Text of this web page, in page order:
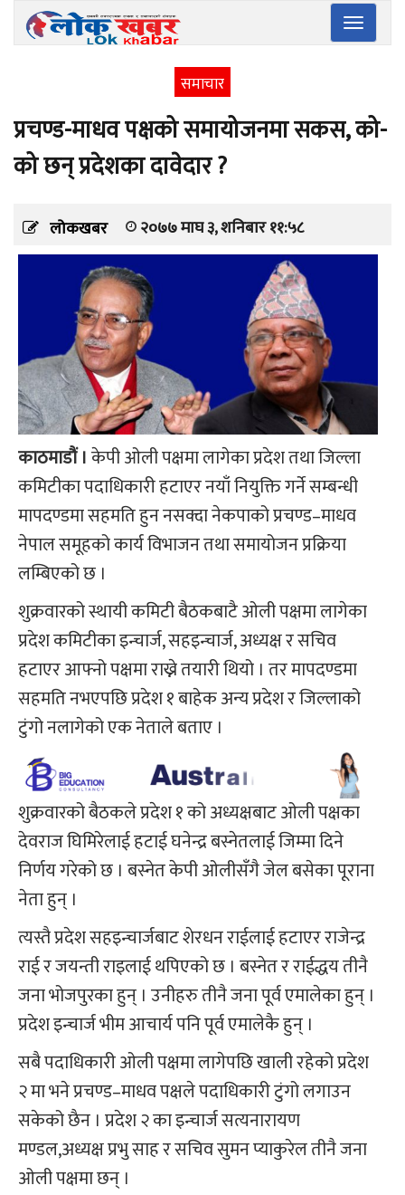
Toggle
समाचार
प्रचण्ड-माधव पक्षको समायोजनमा सकस, को-
को छन् प्रदेशका दावेदार ?
लोकखबर २०७७ माघ ३, शनिबार ११:५८
काठमाडौं ।केपी ओली पक्षमा लागेका प्रदेश तथा जिल्ला
कमिटीका पदाधिकारी हटाएर नयाँ नियुक्ति गर्ने सम्बन्धी
मापदण्डमा सहमति हुन नसक्दा नेकपाको प्रचण्ड–माधव
नेपाल समूहको कार्य विभाजन तथा समायोजन प्रक्रिया
लम्बिएको छ ।
शुक्रवारको स्थायी कमिटी बैठकबाटै ओली पक्षमा लागेका
प्रदेश कमिटीका इन्चार्ज, सहइन्चार्ज, अध्यक्ष र सचिव
हटाएर आफ्नो पक्षमा राख्ने तयारी थियो । तर मापदण्डमा
सहमति नभएपछि प्रदेश १ बाहेक अन्य प्रदेश र जिल्लाको
टुंगो नलागेको एक नेताले बताए ।
शुक्रवारको बैठकले प्रदेश १ को अध्यक्षबाट ओली पक्षका
देवराज घिमिरेलाई हटाई घनेन्द्र बस्नेतलाई जिम्मा दिने
निर्णय गरेको छ । बस्नेत केपी ओलीसँगै जेल बसेका पूराना
नेता हुन् ।
त्यस्तै प्रदेश सहइन्चार्जबाट शेरधन राईलाई हटाएर राजेन्द्र
राई र जयन्ती राइलाई थपिएको छ । बस्नेत र राईद्धय तीनै
जना भोजपुरका हुन् । उनीहरु तीनै जना पूर्व एमालेका हुन् ।
प्रदेश इन्चार्ज भीम आचार्य पनि पूर्व एमालेकै हुन् ।
सबै पदाधिकारी ओली पक्षमा लागेपछि खाली रहेको प्रदेश
२ मा भने प्रचण्ड–माधव पक्षले पदाधिकारी टुंगो लगाउन
सकेको छैन । प्रदेश २ का इन्चार्ज सत्यनारायण
मण्डल,अध्यक्ष प्रभु साह र सचिव सुमन प्याकुरेल तीनै जना
ओली पक्षमा छन् ।